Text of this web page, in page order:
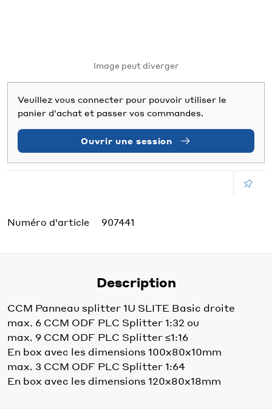
Image peut diverger
Veuillez vous connecter pour pouvoir utiliser le
panier d'achat et passer vos commandes.
Ouvrir une session
Numéro d'article 907441
Description
CCM Panneau splitter 1U SLITE Basic droite
max. 6 CCM ODF PLC Splitter 1:32 ou
max. 9 CCM ODF PLC Splitter ≤1:16
En box avec les dimensions 100x80x10mm
max. 3 CCM ODF PLC Splitter 1:64
En box avec les dimensions 120x80x18mm